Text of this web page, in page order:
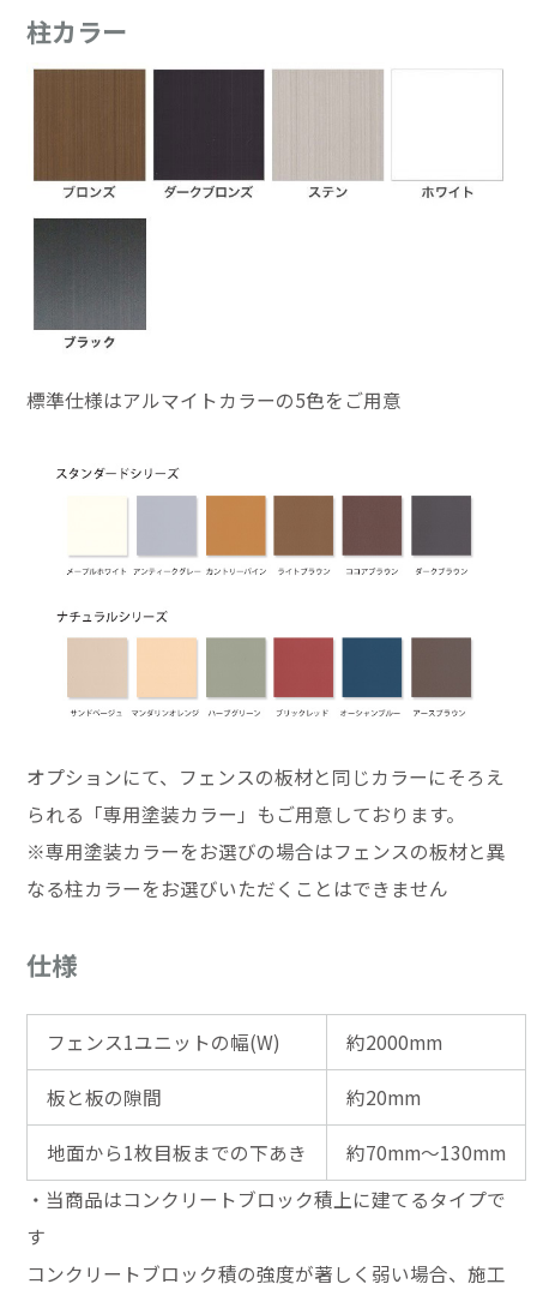
柱カラー
標準仕様はアルマイトカラーの5色をご用意
オプションにて、フェンスの板材と同じカラーにそろえ
られる「専用塗装カラー」もご用意しております。
※専用塗装カラーをお選びの場合はフェンスの板材と異
なる柱カラーをお選びいただくことはできません
仕様
フェンス1ユニットの幅(W)
約2000mm
板と板の隙間
約20mm
地面から1枚目板までの下あき
約70mm～130mm
・当商品はコンクリートブロック積上に建てるタイプで
す
コンクリートブロック積の強度が著しく弱い場合、施工